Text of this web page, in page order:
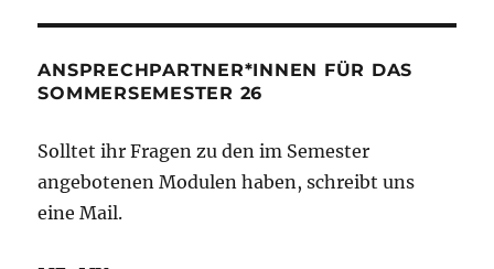
ANSPRECHPARTNER*INNEN FÜR DAS
SOMMERSEMESTER 26
Solltet ihr Fragen zu den im Semester
angebotenen Modulen haben, schreibt uns
eine Mail.